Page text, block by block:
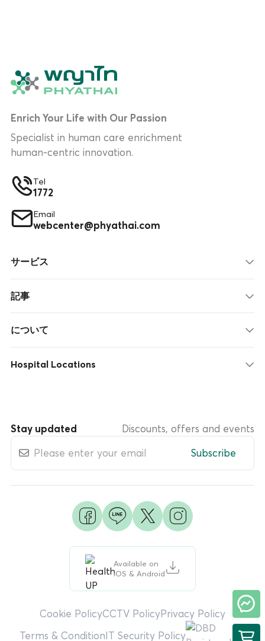
Enrich Your Life with Our Passion
Specialist in human care enrichment
human-centric innovation.
Tel
1772
Email
webcenter@phyathai.com
サービス
記事
について
Hospital Locations
Available on
iOS & Android
Stay updated
Discounts, offers and events
Subscribe
Cookie PolicyCCTV PolicyPrivacy Policy
Terms & ConditionIT Security Policy